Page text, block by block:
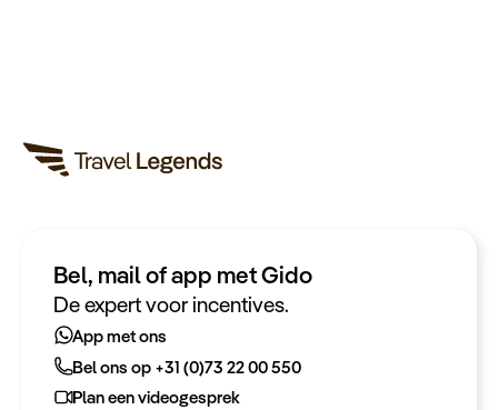
Bel, mail of app met Gido
De expert voor incentives.
App met ons
Bel ons op +31 (0)73 22 00 550
Plan een videogesprek
Heeft u een vraag?
App met ons
Bel ons op +31 (0)73 22 00 550
Plan een videogesprek